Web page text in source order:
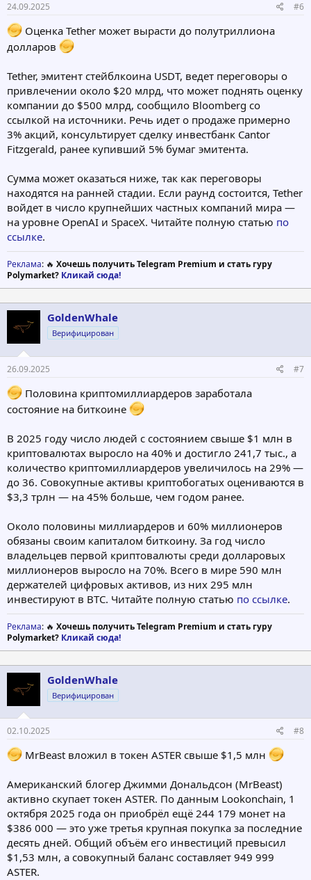
24.09.2025 #6
Оценка Tether может вырасти до полутриллиона
долларов
Tether, эмитент стейблкоина USDT, ведет переговоры о
привлечении около $20 млрд, что может поднять оценку
компании до $500 млрд, сообщило Bloomberg со
ссылкой на источники. Речь идет о продаже примерно
3% акций, консультирует сделку инвестбанк Cantor
Fitzgerald, ранее купивший 5% бумаг эмитента.
Сумма может оказаться ниже, так как переговоры
находятся на ранней стадии. Если раунд состоится, Tether
войдет в число крупнейших частных компаний мира —
на уровне OpenAI и SpaceX. Читайте полную статью по
ссылке.
Реклама: 🔥 Хочешь получить Telegram Premium и стать гуру
Polymarket? Кликай сюда!
GoldenWhale
Верифицирован
26.09.2025 #7
Половина криптомиллиардеров заработала
состояние на биткоине
В 2025 году число людей с состоянием свыше $1 млн в
криптовалютах выросло на 40% и достигло 241,7 тыс., а
количество криптомиллиардеров увеличилось на 29% —
до 36. Совокупные активы криптобогатых оцениваются в
$3,3 трлн — на 45% больше, чем годом ранее.
Около половины миллиардеров и 60% миллионеров
обязаны своим капиталом биткоину. За год число
владельцев первой криптовалюты среди долларовых
миллионеров выросло на 70%. Всего в мире 590 млн
держателей цифровых активов, из них 295 млн
инвестируют в BTC. Читайте полную статью по ссылке.
Реклама: 🔥 Хочешь получить Telegram Premium и стать гуру
Polymarket? Кликай сюда!
GoldenWhale
Верифицирован
02.10.2025 #8
MrBeast вложил в токен ASTER свыше $1,5 млн
Американский блогер Джимми Дональдсон (MrBeast)
активно скупает токен ASTER. По данным Lookonchain, 1
октября 2025 года он приобрёл ещё 244 179 монет на
$386 000 — это уже третья крупная покупка за последние
десять дней. Общий объём его инвестиций превысил
$1,53 млн, а совокупный баланс составляет 949 999
ASTER.